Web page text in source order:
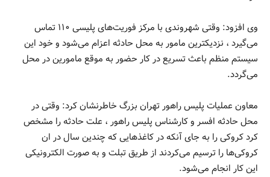
وی افزود: وقتی شهروندی با مرکز فوریت‌های پلیسی ۱۱۰ تماس
می‌گیرد ، نزدیکترین مامور به محل حادثه اعزام می‌شود و خود این
سیستم منظم باعث تسریع در کار حضور به موقع مامورین در محل
می‌گردد.
معاون عملیات پلیس راهور تهران بزرگ خاطرنشان کرد: وقتی در
محل حادثه افسر و کارشناس پلیس راهور ، علت حادثه را مشخص
کرد کروکی را به جای آنکه در کاغذهایی که چندین سال در ان
کروکی‌ها را ترسیم می‌کردند از طریق تبلت و به صورت الکترونیکی
این کار انجام می‌شود.